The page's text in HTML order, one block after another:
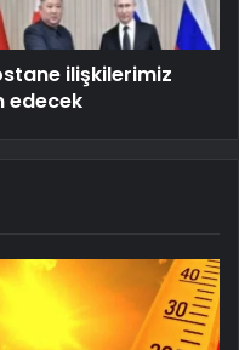
ilişkilerimiz
edecek